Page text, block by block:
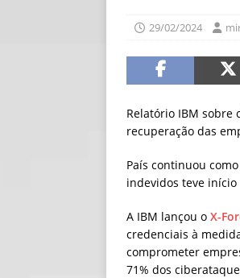
29/02/2024
Relatório IBM
recuperação das
País continuou
indevidos teve
A IBM lançou o X-
credenciais à
comprometer
71% dos